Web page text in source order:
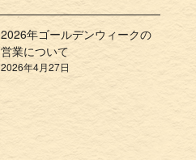
2026年ゴールデンウィークの
営業について
2026年4月27日